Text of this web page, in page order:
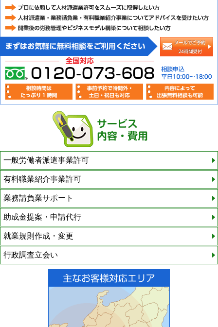
一般労働者派遣事業許可
有料職業紹介事業許可
業務請負業サポート
助成金提案・申請代行
就業規則作成・変更
行政調査立会い